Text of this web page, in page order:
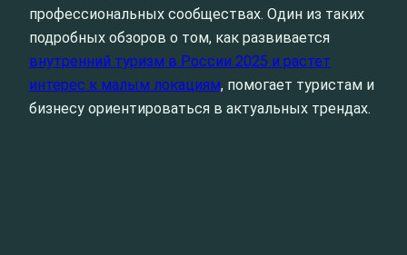
профессиональных сообществах. Один из таких
подробных обзоров о том, как развивается
внутренний туризм в России 2025 и растет
интерес к малым локациям, помогает туристам и
бизнесу ориентироваться в актуальных трендах.